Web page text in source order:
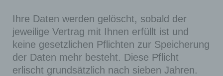
Ihre Daten werden gelöscht, sobald der
jeweilige Vertrag mit Ihnen erfüllt ist und
keine gesetzlichen Pflichten zur Speicherung
der Daten mehr besteht. Diese Pflicht
erlischt grundsätzlich nach sieben Jahren.
wor
Cooki
es
werde
n nur